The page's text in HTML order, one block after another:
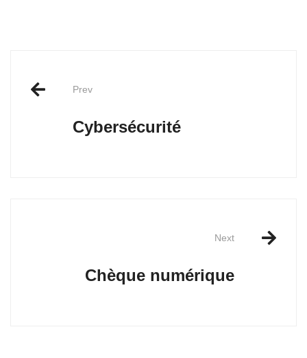
navigation
Prev
Cybersécurité
Next
Chèque numérique